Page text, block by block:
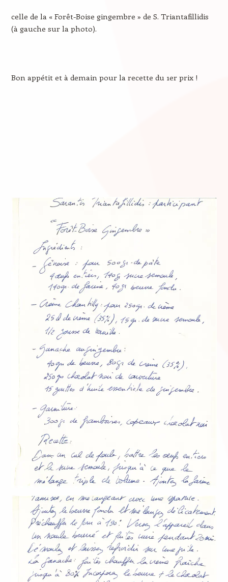
celle de la « Forêt-Boise gingembre » de S. Triantafillidis
(à gauche sur la photo).
Bon appétit et à demain pour la recette du 1er prix !